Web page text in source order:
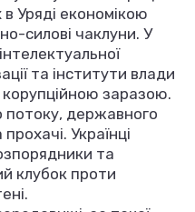
Уряді економікою
силові чаклуни. У
та інститути влади
заразою.
потоку, державного
Українці
та
клубок проти